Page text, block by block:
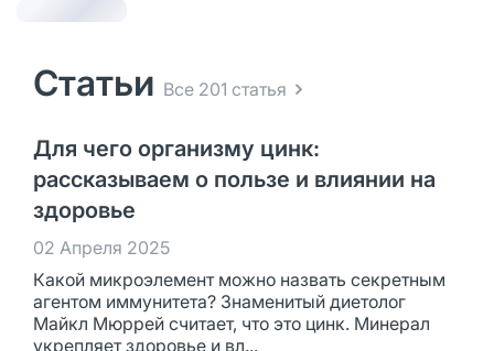
Статьи Все 201 статья
Для чего организму цинк:
рассказываем о пользе и влиянии на
здоровье
02 Апреля 2025
Какой микроэлемент можно назвать секретным
агентом иммунитета? Знаменитый диетолог
Майкл Мюррей считает, что это цинк. Минерал
укрепляет здоровье и вл...